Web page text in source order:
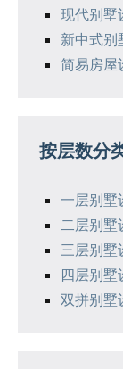
现代别墅
新中式别
简易房屋
按层数分
一层别墅
二层别墅
三层别墅
四层别墅
双拼别墅